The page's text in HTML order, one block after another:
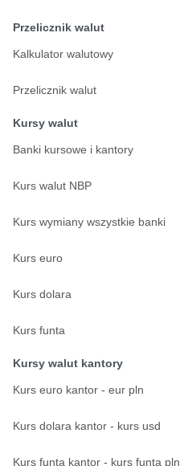
Przelicznik walut
Kalkulator walutowy
Przelicznik walut
Kursy walut
Banki kursowe i kantory
Kurs walut NBP
Kurs wymiany wszystkie banki
Kurs euro
Kurs dolara
Kurs funta
Kursy walut kantory
Kurs euro kantor - eur pln
Kurs dolara kantor - kurs usd
Kurs funta kantor - kurs funta pln